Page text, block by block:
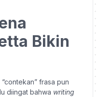
Bikin
frasa pun
diingat bahwa writing